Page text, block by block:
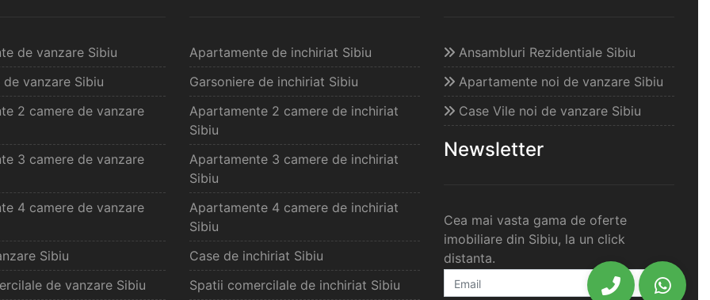
CITESTE MAI MULT
CITESTE MAI MULT
de vanzare Sibiu
de vanzare Sibiu
2 camere de vanzare
3 camere de vanzare
4 camere de vanzare
Sibiu
de vanzare Sibiu
Apartamente de inchiriat Sibiu
Garsoniere de inchiriat Sibiu
Apartamente 2 camere de inchiriat
Sibiu
Apartamente 3 camere de inchiriat
Sibiu
Apartamente 4 camere de inchiriat
Sibiu
Case de inchiriat Sibiu
Spatii comercilale de inchiriat Sibiu
Ansambluri Rezidentiale Sibiu
Apartamente noi de vanzare Sibiu
Case Vile noi de vanzare Sibiu
Newsletter
Cea mai vasta gama de oferte
imobiliare din Sibiu, la un click
distanta.